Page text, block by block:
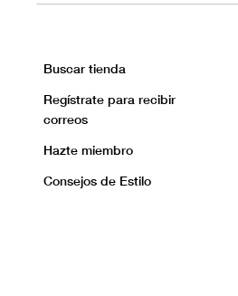
Buscar tienda
Regístrate para recibir
correos
Hazte miembro
Consejos de Estilo